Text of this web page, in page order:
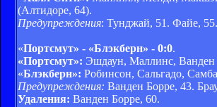
(Алтидоре, 64).
Предупреждения: Тунджай, 51. Файе,
«Портсмут» - «Блэкберн» - 0:0.
«Портсмут»: Эшдаун, Маллинс, Ванден
«Блэкберн»: Робинсон, Сальгадо,
Предупреждения: Ванден Борре, 43.
Удаления: Ванден Борре, 60.